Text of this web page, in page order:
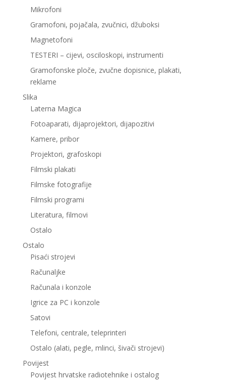
Mikrofoni
Gramofoni, pojačala, zvučnici, džuboksi
Magnetofoni
TESTERI – cijevi, osciloskopi, instrumenti
Gramofonske ploče, zvučne dopisnice, plakati,
reklame
Slika
Laterna Magica
Fotoaparati, dijaprojektori, dijapozitivi
Kamere, pribor
Projektori, grafoskopi
Filmski plakati
Filmske fotografije
Filmski programi
Literatura, filmovi
Ostalo
Ostalo
Pisaći strojevi
Računaljke
Računala i konzole
Igrice za PC i konzole
Satovi
Telefoni, centrale, teleprinteri
Ostalo (alati, pegle, mlinci, šivači strojevi)
Povijest
Povijest hrvatske radiotehnike i ostalog